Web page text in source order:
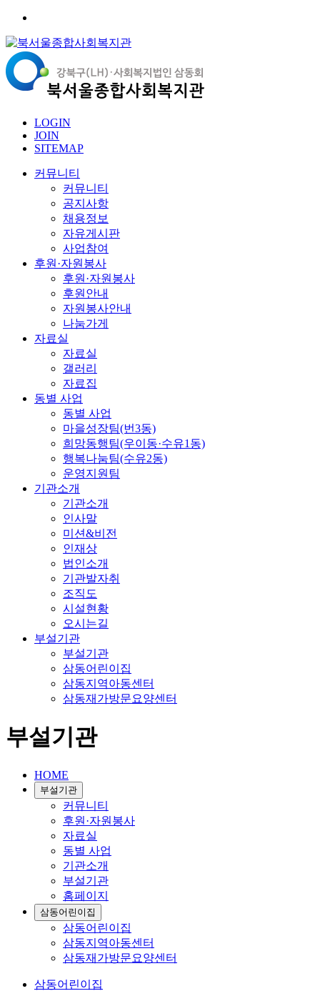
LOGIN
JOIN
SITEMAP
커뮤니티
커뮤니티
공지사항
채용정보
자유게시판
사업참여
후원·자원봉사
후원·자원봉사
후원안내
자원봉사안내
나눔가게
자료실
자료실
갤러리
자료집
동별 사업
동별 사업
마을성장팀(번3동)
희망동행팀(우이동·수유1동)
행복나눔팀(수유2동)
운영지원팀
기관소개
기관소개
인사말
미션&비전
인재상
법인소개
기관발자취
조직도
시설현황
오시는길
부설기관
부설기관
삼동어린이집
삼동지역아동센터
삼동재가방문요양센터
부설기관
HOME
부설기관
커뮤니티
후원·자원봉사
자료실
동별 사업
기관소개
부설기관
홈페이지
삼동어린이집
삼동어린이집
삼동지역아동센터
삼동재가방문요양센터
삼동어린이집